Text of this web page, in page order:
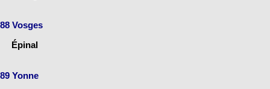
88 Vosges
Épinal
89 Yonne